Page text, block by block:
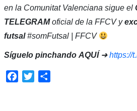
en la Comunitat Valenciana sigue el
TELEGRAMoficial de la FFCV y
futsal#somFutsal | FFCV
Síguelo pinchando AQUÍ➜https://
Facebook
Twitter